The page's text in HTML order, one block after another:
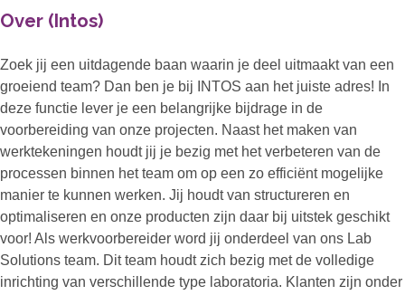
Over (Intos)
Zoek jij een uitdagende baan waarin je deel uitmaakt van een
groeiend team? Dan ben je bij INTOS aan het juiste adres! In
deze functie lever je een belangrijke bijdrage in de
voorbereiding van onze projecten. Naast het maken van
werktekeningen houdt jij je bezig met het verbeteren van de
processen binnen het team om op een zo efficiënt mogelijke
manier te kunnen werken. Jij houdt van structureren en
optimaliseren en onze producten zijn daar bij uitstek geschikt
voor! Als werkvoorbereider word jij onderdeel van ons Lab
Solutions team. Dit team houdt zich bezig met de volledige
inrichting van verschillende type laboratoria. Klanten zijn onder